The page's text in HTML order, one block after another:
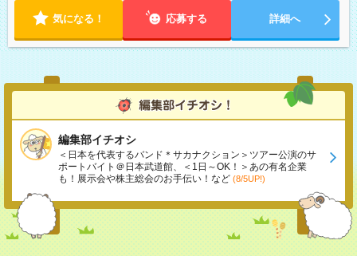
気になる！ 応募する 詳細へ
編集部イチオシ
＜日本を代表するバンド＊サカナクション＞ツアー公演のサ
ポートバイト＠日本武道館、＜1日～OK！＞あの有名企業
も！展示会や株主総会のお手伝い！など (8/5UP!)